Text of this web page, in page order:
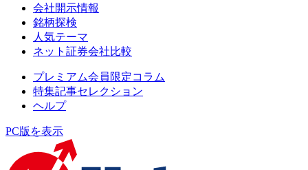
会社開示情報
銘柄探検
人気テーマ
ネット証券会社比較
プレミアム会員限定コラム
特集記事セレクション
ヘルプ
PC版を表示